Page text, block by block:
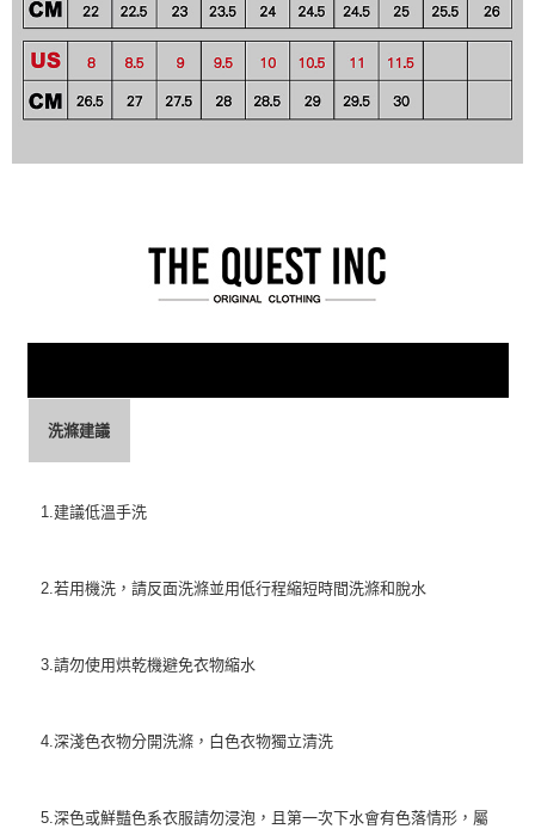
洗滌建議
1.建議低溫手洗
2.若用機洗，請反面洗滌並用低行程縮短時間洗滌和脫水
3.請勿使用烘乾機避免衣物縮水
4.深淺色衣物分開洗滌，白色衣物獨立清洗
5.深色或鮮豔色系衣服請勿浸泡，且第一次下水會有色落情形，屬